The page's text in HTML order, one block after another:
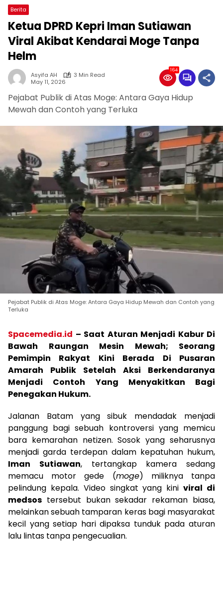
Berita
Ketua DPRD Kepri Iman Sutiawan
Viral Akibat Kendarai Moge Tanpa
Helm
Asyifa AH
3 Min Read
May 11, 2026
164
Pejabat Publik di Atas Moge: Antara Gaya Hidup
Mewah dan Contoh yang Terluka
Pejabat Publik di Atas Moge: Antara Gaya Hidup Mewah dan Contoh yang
Terluka
Spacemedia.id – Saat Aturan Menjadi Kabur Di
Bawah Raungan Mesin Mewah; Seorang
Pemimpin Rakyat Kini Berada Di Pusaran
Amarah Publik Setelah Aksi Berkendaranya
Menjadi Contoh Yang Menyakitkan Bagi
Penegakan Hukum.
Jalanan Batam yang sibuk mendadak menjadi
panggung bagi sebuah kontroversi yang memicu
bara kemarahan netizen. Sosok yang seharusnya
menjadi garda terdepan dalam kepatuhan hukum,
Iman Sutiawan, tertangkap kamera sedang
memacu motor gede (moge) miliknya tanpa
pelindung kepala. Video singkat yang kiniviral di
medsos tersebut bukan sekadar rekaman biasa,
melainkan sebuah tamparan keras bagi masyarakat
kecil yang setiap hari dipaksa tunduk pada aturan
lalu lintas tanpa pengecualian.